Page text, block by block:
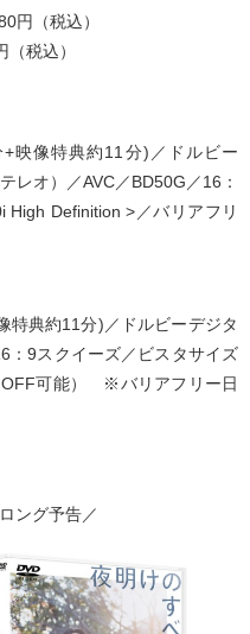
円（税込）
税込）
映像特典約11分)／ドルビー
レオ）／AVC／BD50G／16：
High Definition >／バリアフリ
特典約11分)／ドルビーデジタ
：9スクイーズ／ビスタサイズ
OFF可能） ※バリアフリー日
ング予告／